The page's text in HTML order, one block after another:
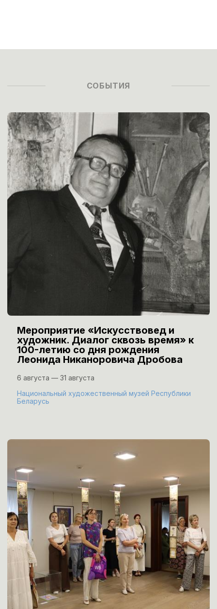
СОБЫТИЯ
Мероприятие «Искусствовед и
художник. Диалог сквозь время» к
100-летию со дня рождения
Леонида Никаноровича Дробова
6 августа — 31 августа
Национальный художественный музей Республики
Беларусь